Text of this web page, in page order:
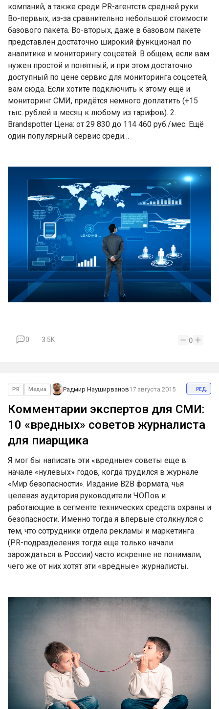
компаний, а также среди PR-агентств средней руки.
Во-первых, из-за сравнительно небольшой стоимости
базового пакета. Во-вторых, даже в базовом пакете
представлен достаточно широкий функционал по
аналитике и мониторингу соцсетей. В общем, если вам
нужен простой и понятный, и при этом достаточно
доступный по цене сервис для мониторинга соцсетей,
вам сюда. Если хотите подключить к этому ещё и
мониторинг СМИ, придётся немного доплатить (+15
тыс. рублей в месяц к любому из тарифов). 2.
Brandspotter Цена: от 29 830 до 114 460 руб./мес. Ещё
один популярный сервис среди…
0 3.5K 0
PR Медиа Радмир Науширванов17 августа 2015 ред.
Комментарии экспертов для СМИ:
10 «вредных» советов журналиста
для пиарщика
Я мог бы написать эти «вредные» советы еще в
начале «нулевых» годов, когда трудился в журнале
«Мир безопасности». Издание В2В формата, чья
целевая аудитория руководители ЧОПов и
работающие в сегменте технических средств охраны и
безопасности. Именно тогда я впервые столкнулся с
тем, что сотрудники отдела рекламы и маркетинга
(PR-подразделения тогда еще только начали
зарождаться в России) часто искренне не понимали,
чего же от них хотят эти «вредные» журналисты.